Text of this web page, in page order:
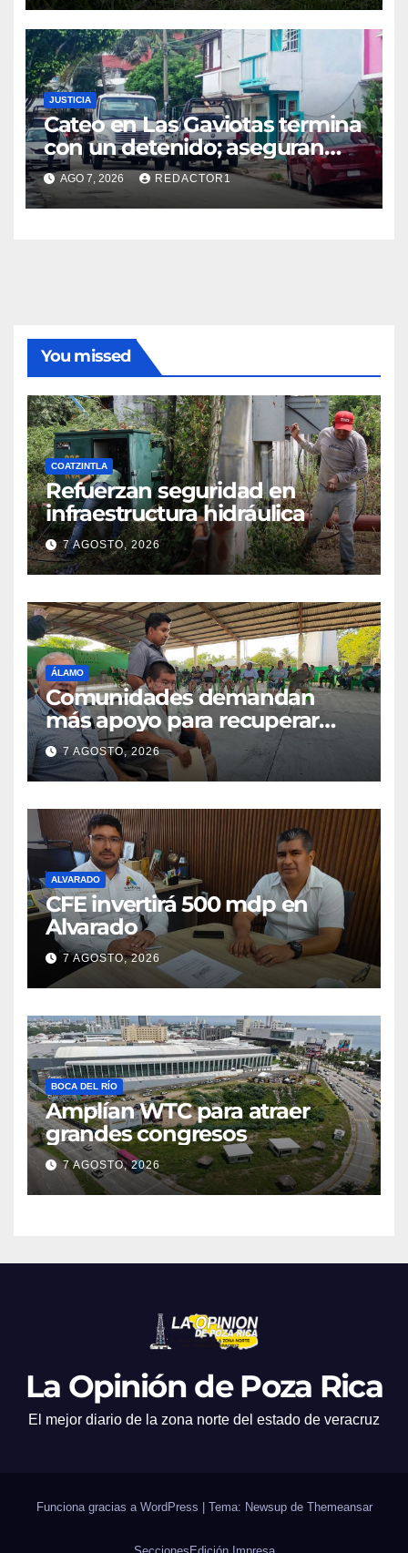
JUSTICIA
Cateo en Las Gaviotas termina
con un detenido; aseguran
armas, presunta droga y un
automóvil
AGO 7, 2026 REDACTOR1
You missed
COATZINTLA
Refuerzan seguridad en
infraestructura hidráulica
7 AGOSTO, 2026
ÁLAMO
Comunidades demandan
más apoyo para recuperar
parcelas
7 AGOSTO, 2026
ALVARADO
CFE invertirá 500 mdp en
Alvarado
7 AGOSTO, 2026
BOCA DEL RÍO
Amplían WTC para atraer
grandes congresos
7 AGOSTO, 2026
La Opinión de Poza Rica
El mejor diario de la zona norte del estado de veracruz
Funciona gracias a WordPress Tema: Newsup de Themeansar